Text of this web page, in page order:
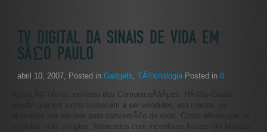
TV DIGITAL DA SINAIS DE VIDA EM
SÃ£O PAULO
abril 10, 2007, Posted in Gadgets, TÃ©cnologiaPosted in 0
Agora Ã© oficial, ministro das ComunicaÃ§Ãµes, HÃ©lio Costa,
prevÃª que em junho comecem a ser vendidos, em massa, os
aparelhos set-top-box para conversÃ£o de sinal. Costa afirma que os
modelos mais simples, fabricados com incentivos fiscais em Manaus,